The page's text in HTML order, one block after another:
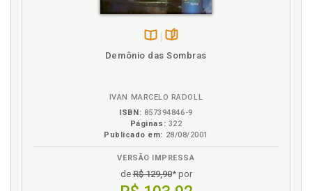
Demônio das Sombras
IVAN MARCELO RADOLL
ISBN: 857394846-9
Páginas: 322
Publicado em: 28/08/2001
VERSÃO IMPRESSA
deR$ 129,90* por